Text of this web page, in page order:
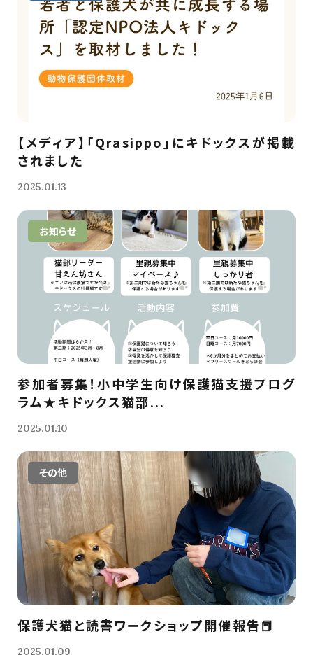
【メディア】「Qrasippo」にキドックスが掲載
されました
2025.01.13
お知らせ
参加者募集！小中学生向け保護猫支援プログ
ラム★キドックス猫部...
2025.01.10
その他
保護犬猫と読書ワークショップ開催報告📕
2025.01.09